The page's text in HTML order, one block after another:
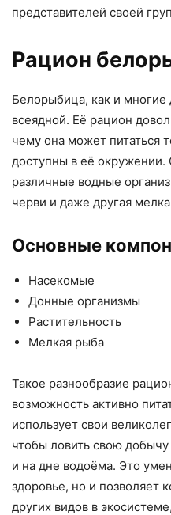
представителей своей
Рацион
Белорыбица, как и многие
всеядной. Её рацион
чему она может питаться
доступны в её окружении.
различные водные
черви и даже другая
Основные
Насекомые
Донные организмы
Растительность
Мелкая рыба
Такое разнообразие
возможность активно
использует свои
чтобы ловить свою добычу
и на дне водоёма. Это
здоровье, но и позволяет
других видов в